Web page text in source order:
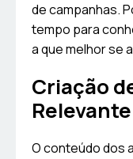
de campanhas.
tempo para
a que melhor se
Criação
Relevante
O conteúdo dos